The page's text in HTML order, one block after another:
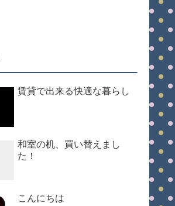
賃貸で出来る快適な暮らし
和室の机、買い替えまし
た！
こんにちは